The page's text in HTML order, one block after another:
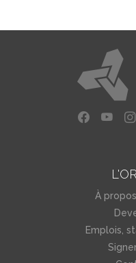
À
Emplois,